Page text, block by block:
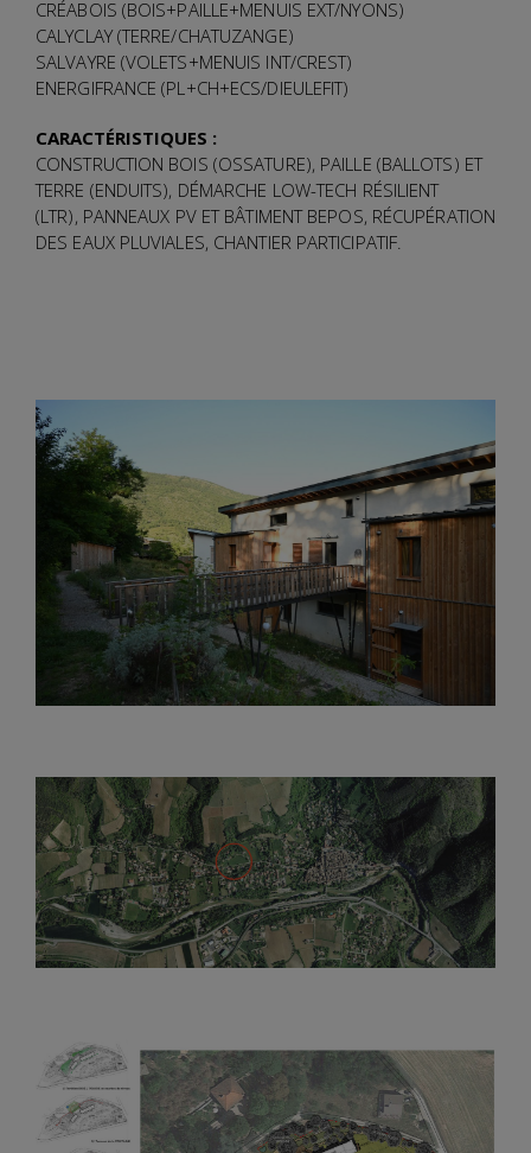
CRÉABOIS (BOIS+PAILLE+MENUIS EXT/NYONS)
CALYCLAY (TERRE/CHATUZANGE)
SALVAYRE (VOLETS+MENUIS INT/CREST)
ENERGIFRANCE (PL+CH+ECS/DIEULEFIT)
CARACTÉRISTIQUES :
CONSTRUCTION BOIS (OSSATURE), PAILLE (BALLOTS) ET
TERRE (ENDUITS), DÉMARCHE LOW-TECH RÉSILIENT
(LTR), PANNEAUX PV ET BÂTIMENT BEPOS, RÉCUPÉRATION
DES EAUX PLUVIALES, CHANTIER PARTICIPATIF.